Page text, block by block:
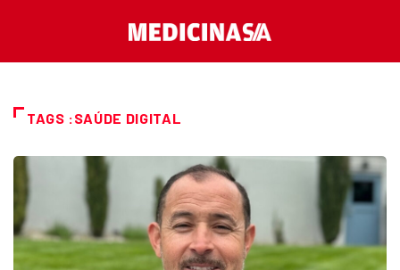
TAGS :SAÚDE DIGITAL